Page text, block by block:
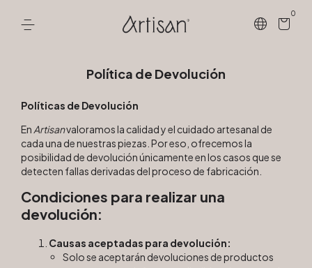
0
Política de Devolución
Políticas de Devolución
En Artisanvaloramos la calidad y el cuidado artesanal de
cada una de nuestras piezas. Por eso, ofrecemos la
posibilidad de devolución únicamente en los casos que se
detecten fallas derivadas del proceso de fabricación.
Condiciones para realizar una
devolución:
Causas aceptadas para devolución:
Solo se aceptarán devoluciones de productos